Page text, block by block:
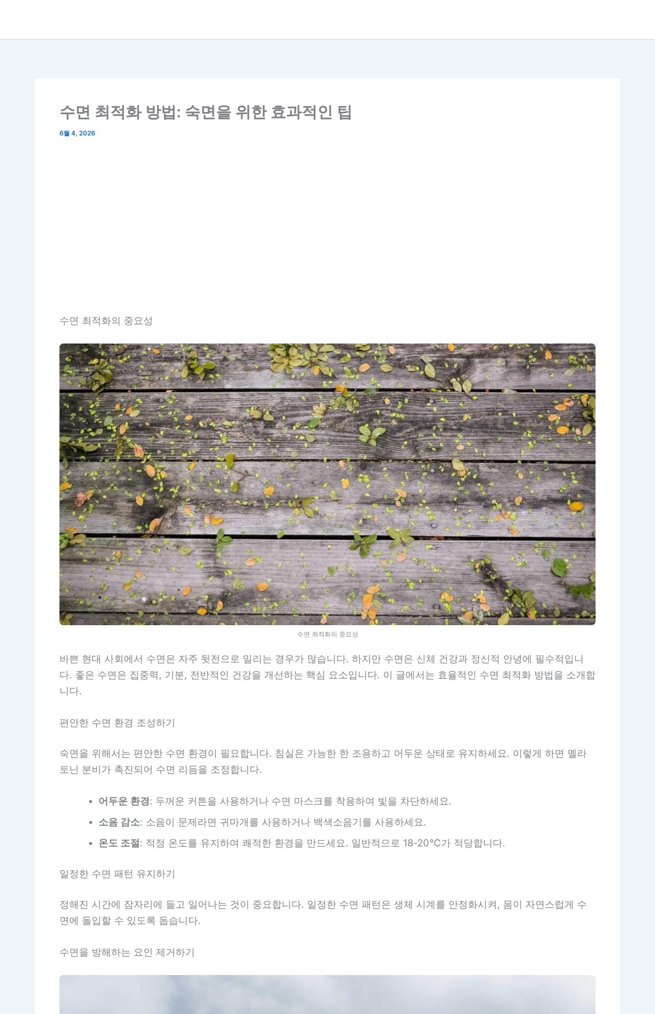
츠
수면 최적화 방법: 숙면을 위한 효과적인 팁
6월 4, 2026
수면 최적화의 중요성
수면 최적화의 중요성
바쁜 현대 사회에서 수면은 자주 뒷전으로 밀리는 경우가 많습니다. 하지만 수면은 신체 건강과 정신적 안녕에 필수적입니
다. 좋은 수면은 집중력, 기분, 전반적인 건강을 개선하는 핵심 요소입니다. 이 글에서는 효율적인 수면 최적화 방법을 소개합
니다.
편안한 수면 환경 조성하기
숙면을 위해서는 편안한 수면 환경이 필요합니다. 침실은 가능한 한 조용하고 어두운 상태로 유지하세요. 이렇게 하면 멜라
토닌 분비가 촉진되어 수면 리듬을 조정합니다.
어두운 환경: 두꺼운 커튼을 사용하거나 수면 마스크를 착용하여 빛을 차단하세요.
소음 감소: 소음이 문제라면 귀마개를 사용하거나 백색소음기를 사용하세요.
온도 조절: 적정 온도를 유지하여 쾌적한 환경을 만드세요. 일반적으로 18-20°C가 적당합니다.
일정한 수면 패턴 유지하기
정해진 시간에 잠자리에 들고 일어나는 것이 중요합니다. 일정한 수면 패턴은 생체 시계를 안정화시켜, 몸이 자연스럽게 수
면에 돌입할 수 있도록 돕습니다.
수면을 방해하는 요인 제거하기